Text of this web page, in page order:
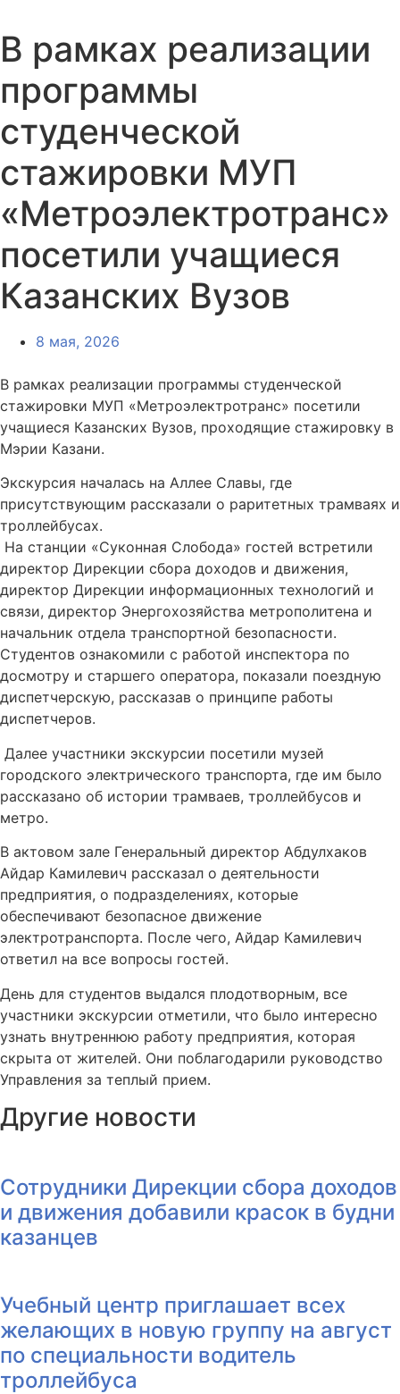
В рамках реализации
программы
студенческой
стажировки МУП
«Метроэлектротранс»
посетили учащиеся
Казанских Вузов
8 мая, 2026
В рамках реализации программы студенческой
стажировки МУП «Метроэлектротранс» посетили
учащиеся Казанских Вузов, проходящие стажировку в
Мэрии Казани.
Экскурсия началась на Аллее Славы, где
присутствующим рассказали о раритетных трамваях и
троллейбусах.
На станции «Суконная Слобода» гостей встретили
директор Дирекции сбора доходов и движения,
директор Дирекции информационных технологий и
связи, директор Энергохозяйства метрополитена и
начальник отдела транспортной безопасности.
Студентов ознакомили с работой инспектора по
досмотру и старшего оператора, показали поездную
диспетчерскую, рассказав о принципе работы
диспетчеров.
Далее участники экскурсии посетили музей
городского электрического транспорта, где им было
рассказано об истории трамваев, троллейбусов и
метро.
В актовом зале Генеральный директор Абдулхаков
Айдар Камилевич рассказал о деятельности
предприятия, о подразделениях, которые
обеспечивают безопасное движение
электротранспорта. После чего, Айдар Камилевич
ответил на все вопросы гостей.
День для студентов выдался плодотворным, все
участники экскурсии отметили, что было интересно
узнать внутреннюю работу предприятия, которая
скрыта от жителей. Они поблагодарили руководство
Управления за теплый прием.
Другие новости
Сотрудники Дирекции сбора доходов
и движения добавили красок в будни
казанцев
Учебный центр приглашает всех
желающих в новую группу на август
по специальности водитель
троллейбуса